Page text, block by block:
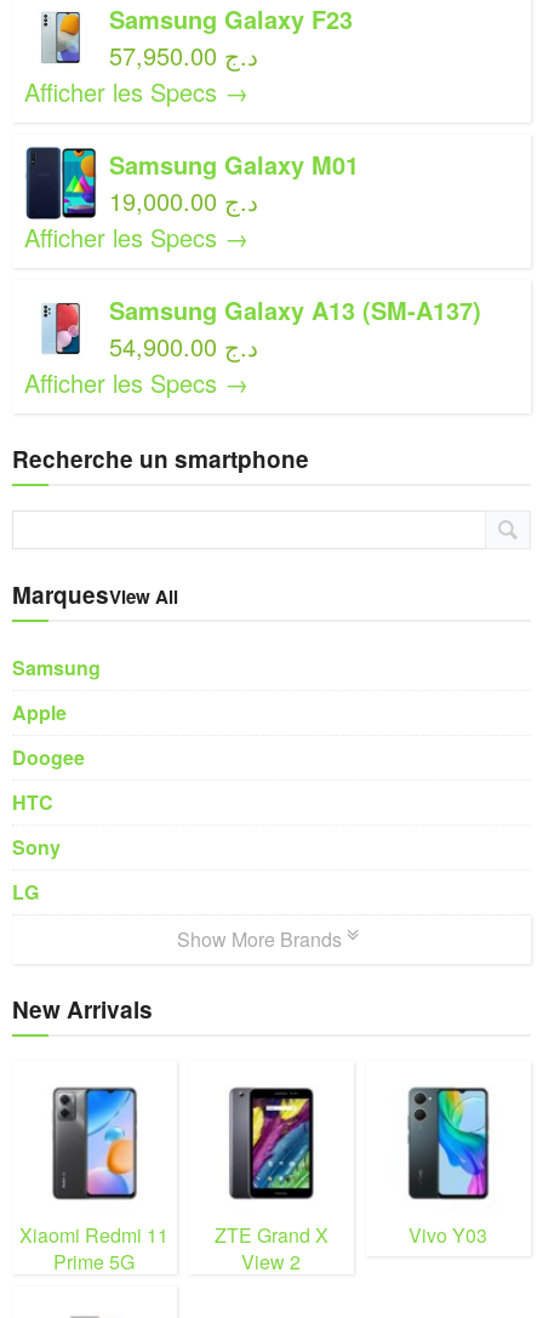
Samsung Galaxy F23
57,950.00 د.ج
Afficher les Specs →
Samsung Galaxy M01
19,000.00 د.ج
Afficher les Specs →
Samsung Galaxy A13 (SM-A137)
54,900.00 د.ج
Afficher les Specs →
Recherche un smartphone
MarquesView All
Samsung
Apple
Doogee
HTC
Sony
LG
Show More Brands
New Arrivals
Xiaomi Redmi 11
Prime 5G
ZTE Grand X
View 2
Vivo Y03